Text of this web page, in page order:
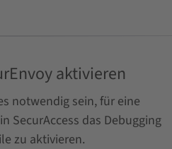
aktivieren
notwendig sein, für eine
SecurAccess das Debugging
zu aktivieren.